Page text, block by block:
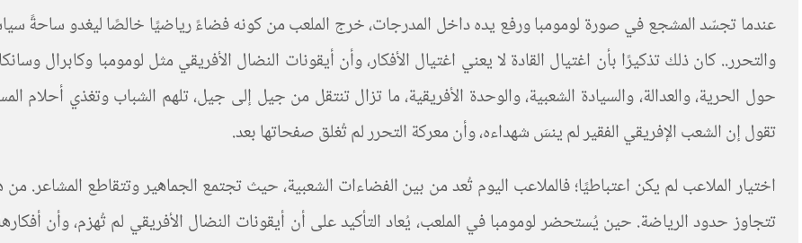
عندما تجسّد المشجع في صورة لومومبا ورفع يده داخل المدرجات، خرج الملعب من كونه فضاءً رياضيًا خالصًا ليغدو ساحةً
والتحرر.. كان ذلك تذكيرًا بأن اغتيال القادة لا يعني اغتيال الأفكار، وأن أيقونات النضال الأفريقي مثل لومومبا وكابرال
حول الحرية، والعدالة، والسيادة الشعبية، والوحدة الأفريقية، ما تزال تنتقل من جيل إلى جيل، تلهم الشباب وتغذي أحلام
تقول إن الشعب الإفريقي الفقير لم ينسَ شهداءه، وأن معركة التحرر لم تُغلق صفحاتها بعد.
اختيار الملاعب لم يكن اعتباطيًا؛ فالملاعب اليوم تُعد من بين الفضاءات الشعبية، حيث تجتمع الجماهير وتتقاطع المشاعر.
تتجاوز حدود الرياضة. حين يُستحضر لومومبا في الملعب، يُعاد التأكيد على أن أيقونات النضال الأفريقي لم تُهزم، وأن